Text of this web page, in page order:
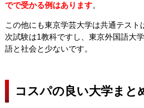
でで受かる例はあります。
この他にも東京学芸大学は共通テスト
次試験は1教科ですし、東京外国語大
語と社会と少ないです。
コスパの良い大学まと